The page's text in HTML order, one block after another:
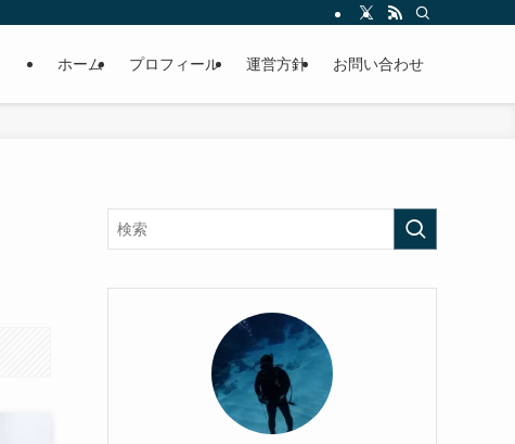
ホーム プロフィール 運営方針 お問い合わせ